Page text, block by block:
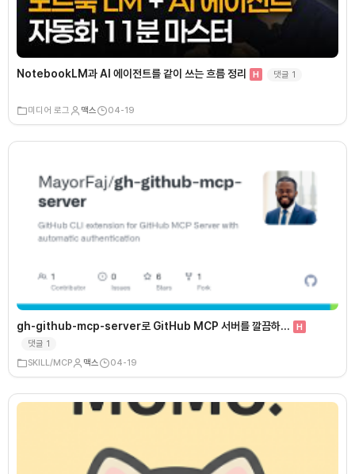
NotebookLM과 AI 에이전트를 같이 쓰는 흐름 정리 H 댓글 1
미디어 로그 맥스 04-19
gh-github-mcp-server로 GitHub MCP 서버를 깔끔하… H
댓글 1
SKILL/MCP
맥스 04-19